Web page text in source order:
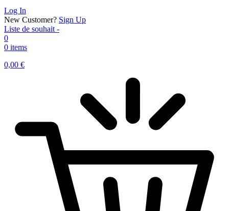
Log In
New Customer? Sign Up
Liste de souhait -
0
0 items
0,00 €